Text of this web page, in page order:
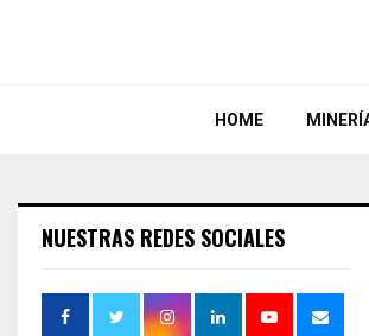
HOME
NUESTRAS REDES SOCIALES